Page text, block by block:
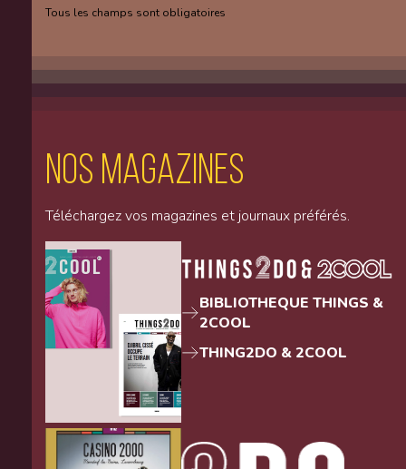
Tous les champs sont obligatoires
Nos magazines
Téléchargez vos magazines et journaux préférés.
BIBLIOTHEQUE THINGS &
2COOL
THING2DO & 2COOL